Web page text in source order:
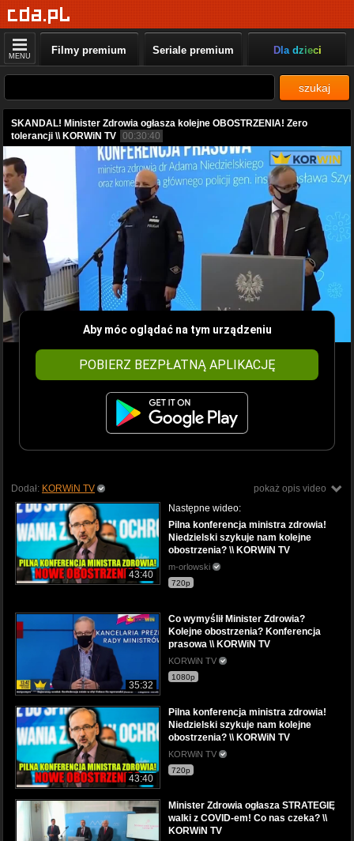
MENU Filmy premium Seriale premium Dla dzieci
szukaj
SKANDAL! Minister Zdrowia ogłasza kolejne OBOSTRZENIA! Zero
tolerancji \\ KORWiN TV 00:30:40
Aby móc oglądać na tym urządzeniu
POBIERZ BEZPŁATNĄ APLIKACJĘ
pokaż opis video
Dodał: KORWiN TV
43:40
Następne wideo:
Pilna konferencja ministra zdrowia!
Niedzielski szykuje nam kolejne
obostrzenia? \\ KORWiN TV
m-orlowski
720p
35:32
Co wymyślił Minister Zdrowia?
Kolejne obostrzenia? Konferencja
prasowa \\ KORWiN TV
KORWiN TV
1080p
43:40
Pilna konferencja ministra zdrowia!
Niedzielski szykuje nam kolejne
obostrzenia? \\ KORWiN TV
KORWiN TV
720p
Minister Zdrowia ogłasza STRATEGIĘ
walki z COVID-em! Co nas czeka? \\
KORWiN TV